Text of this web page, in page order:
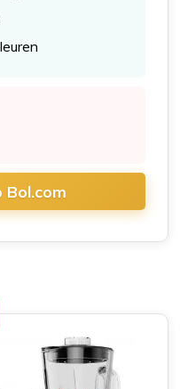
Bol.com